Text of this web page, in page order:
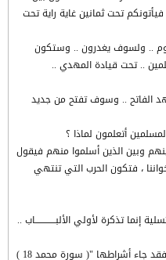
تحت ثمانين غاية راية تحت
.. ولسوف يغدرون .. وستكون
.. تحت قيادة المهدي ..
الفاتح .. وسوف تفتح من جديد
أتعلمون لماذا ؟
وبين الذين أسلموا منهم فيقول
، فتكون الحرب التي تنتهي
تذكرة لأولي الألبـــــــــــــاب ..
جاء أشراطها "( سورة محمد 18 )